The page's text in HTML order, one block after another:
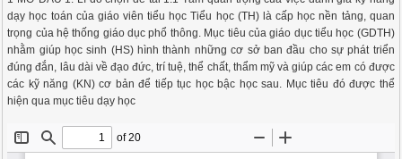
dạy học toán của giáo viên tiểu học Tiểu học (TH) là cấp học nền tảng, quan
trọng của hệ thống giáo dục phổ thông. Mục tiêu của giáo dục tiểu học (GDTH)
nhằm giúp học sinh (HS) hình thành những cơ sở ban đầu cho sự phát triển
đúng đắn, lâu dài về đạo đức, trí tuệ, thể chất, thẩm mỹ và giúp các em có được
các kỹ năng (KN) cơ bản để tiếp tục học bậc học sau. Mục tiêu đó được thể
hiện qua mục tiêu dạy học